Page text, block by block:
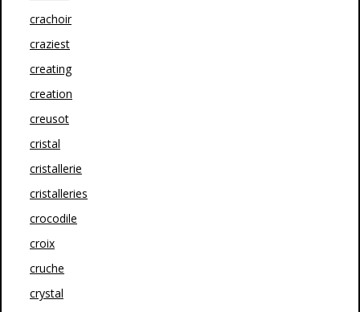
crachoir
craziest
creating
creation
creusot
cristal
cristallerie
cristalleries
crocodile
croix
cruche
crystal